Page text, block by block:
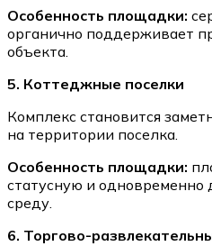
Особенность площадки:
органично поддерживает
объекта.
5. Коттеджные поселки
Комплекс становится
на территории поселка.
Особенность площадки:
статусную и
среду.
6. Торгово-